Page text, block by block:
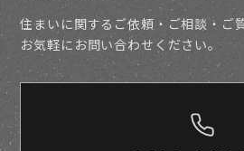
住まいに関するご依頼・ご相談・ご
お気軽にお問い合わせください。